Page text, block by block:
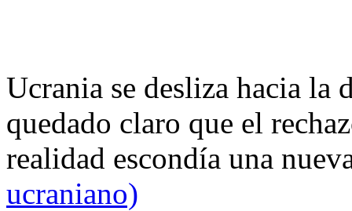
Ucrania se desliza hacia
quedado claro que el
realidad escondía una
ucraniano)